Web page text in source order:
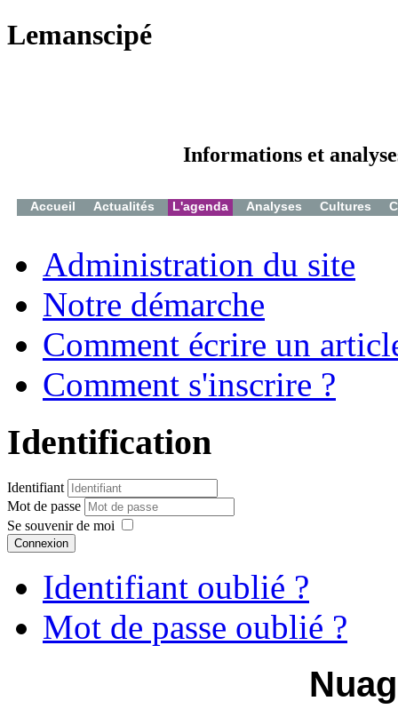
Lemanscipé
Informations et
Accueil Actualités L'agenda Analyses Cultures
Administration du site
Notre démarche
Comment écrire un
Comment s'inscrire ?
Identification
Identifiant
Mot de passe
Se souvenir de moi
Connexion
Identifiant oublié ?
Mot de passe oublié ?